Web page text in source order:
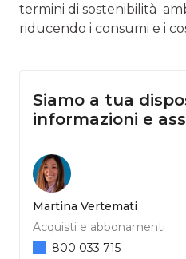
termini di sostenibilità
riducendo i consumi e i
Siamo a tua
informazioni e
Martina Vertemati
Acquisti e abbonamenti
800 033 715